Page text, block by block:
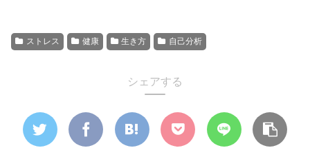
ストレス 健康 生き方 自己分析
シェアする